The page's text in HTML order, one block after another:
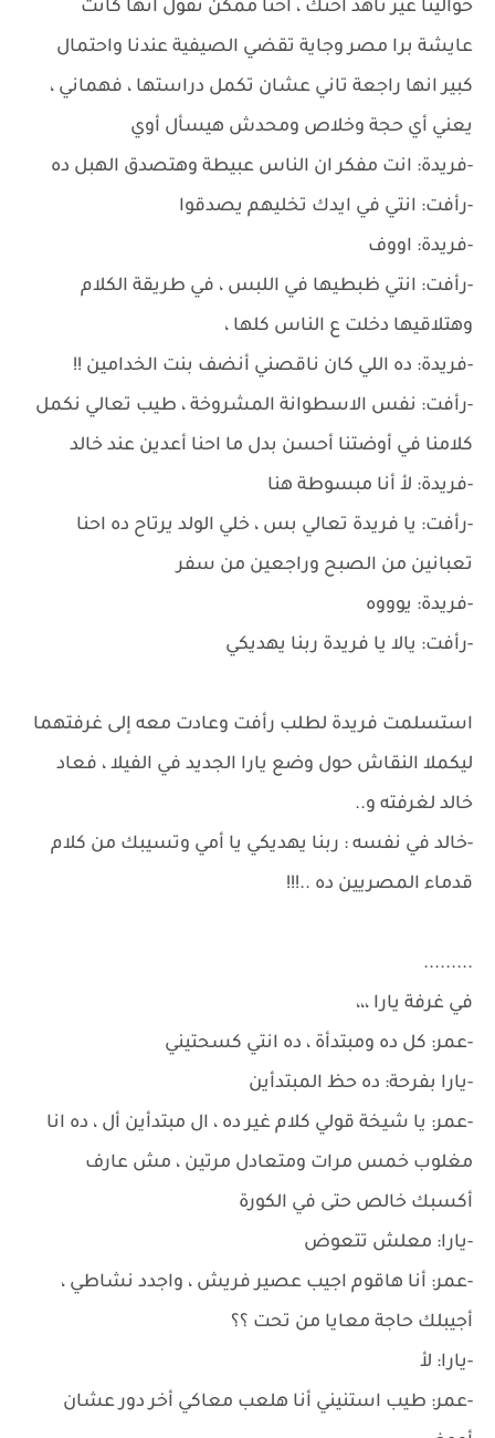
حوالينا غير ناهد اختك ، احنا ممكن نقول انها كانت
عايشة برا مصر وجاية تقضي الصيفية عندنا واحتمال
كبير انها راجعة تاني عشان تكمل دراستها ، فهماني ،
يعني أي حجة وخلاص ومحدش هيسأل أوي
-فريدة: انت مفكر ان الناس عبيطة وهتصدق الهبل ده
-رأفت: انتي في ايدك تخليهم يصدقوا
-فريدة: اووف
-رأفت: انتي ظبطيها في اللبس ، في طريقة الكلام
وهتلاقيها دخلت ع الناس كلها ،
-فريدة: ده اللي كان ناقصني أنضف بنت الخدامين !!
-رأفت: نفس الاسطوانة المشروخة ، طيب تعالي نكمل
كلامنا في أوضتنا أحسن بدل ما احنا أعدين عند خالد
-فريدة: لأ أنا مبسوطة هنا
-رأفت: يا فريدة تعالي بس ، خلي الولد يرتاح ده احنا
تعبانين من الصبح وراجعين من سفر
-فريدة: يوووه
-رأفت: يالا يا فريدة ربنا يهديكي
استسلمت فريدة لطلب رأفت وعادت معه إلى غرفتهما
ليكملا النقاش حول وضع يارا الجديد في الفيلا ، فعاد
خالد لغرفته و..
-خالد في نفسه : ربنا يهديكي يا أمي وتسيبك من كلام
قدماء المصريين ده ..!!!
.........
في غرفة يارا ،،،
-عمر: كل ده ومبتدأة ، ده انتي كسحتيني
-يارا بفرحة: ده حظ المبتدأين
-عمر: يا شيخة قولي كلام غير ده ، ال مبتدأين أل ، ده انا
مغلوب خمس مرات ومتعادل مرتين ، مش عارف
أكسبك خالص حتى في الكورة
-يارا: معلش تتعوض
-عمر: أنا هاقوم اجيب عصير فريش ، واجدد نشاطي ،
أجيبلك حاجة معايا من تحت ؟؟
-يارا: لأ
-عمر: طيب استنيني أنا هلعب معاكي أخر دور عشان